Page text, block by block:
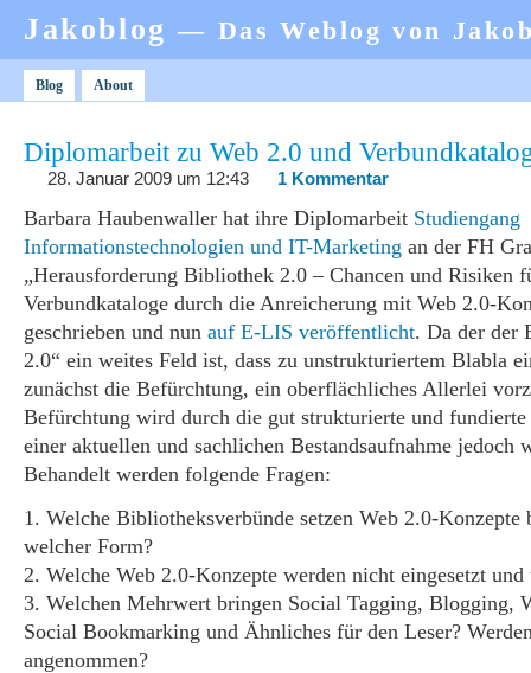
Jakoblog— Das Weblog von
Blog About
Diplomarbeit zu Web 2.0 und
28. Januar 2009 um 12:43 1 Kommentar
Barbara Haubenwaller hat ihre Diplomarbeit Studiengang
Informationstechnologien und IT-Marketing an der FH
„Herausforderung Bibliothek 2.0 – Chancen und Risiken
Verbundkataloge durch die Anreicherung mit Web 2.0-
geschrieben und nun auf E-LIS veröffentlicht. Da der der
2.0“ ein weites Feld ist, dass zu unstrukturiertem Blabla
zunächst die Befürchtung, ein oberflächliches Allerlei
Befürchtung wird durch die gut strukturierte und
einer aktuellen und sachlichen Bestandsaufnahme jedoch
Behandelt werden folgende Fragen:
1. Welche Bibliotheksverbünde setzen Web 2.0-Konzepte
welcher Form?
2. Welche Web 2.0-Konzepte werden nicht eingesetzt und
3. Welchen Mehrwert bringen Social Tagging, Blogging,
Social Bookmarking und Ähnliches für den Leser?
angenommen?